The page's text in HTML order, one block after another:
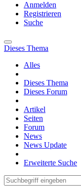
Anmelden
Registrieren
Suche
Dieses Thema
Alles
Dieses Thema
Dieses Forum
Artikel
Seiten
Forum
News
News Update
Erweiterte Suche